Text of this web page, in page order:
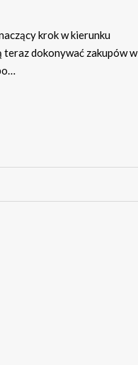
krok w kierunku
dokonywać zakupów w